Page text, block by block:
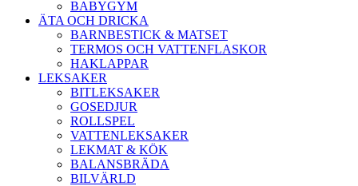
BABYGYM
ÄTA OCH DRICKA
BARNBESTICK & MATSET
TERMOS OCH VATTENFLASKOR
HAKLAPPAR
LEKSAKER
BITLEKSAKER
GOSEDJUR
ROLLSPEL
VATTENLEKSAKER
LEKMAT & KÖK
BALANSBRÄDA
BILVÄRLD